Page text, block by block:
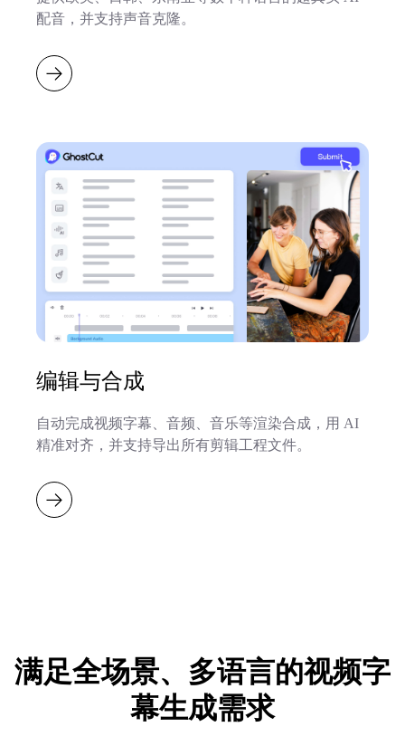
配音，并支持声音克隆。
编辑与合成
自动完成视频字幕、音频、音乐等渲染合成，用 AI
精准对齐，并支持导出所有剪辑工程文件。
满足全场景、多语言的视频字
幕生成需求